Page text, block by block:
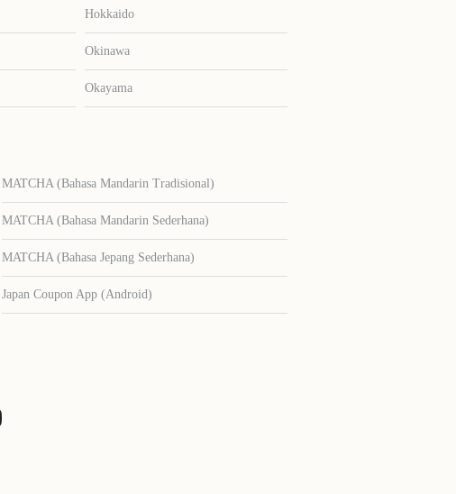
Hokkaido
Okinawa
Okayama
MATCHA (Bahasa Mandarin Tradisional)
MATCHA (Bahasa Mandarin Sederhana)
MATCHA (Bahasa Jepang Sederhana)
Japan Coupon App (Android)